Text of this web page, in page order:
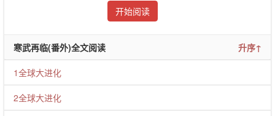
开始阅读
寒武再临(番外)全文阅读 升序↑
1全球大进化
2全球大进化